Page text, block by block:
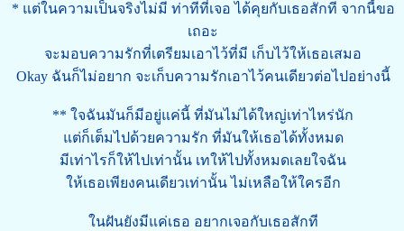
* แต่ในความเป็นจริงไม่มี ท่าทีที่เจอ ได้คุยกับเธอสักที จากนี้ขอ
เถอะ
จะมอบความรักที่เตรียมเอาไว้ที่มี เก็บไว้ให้เธอเสมอ
Okay ฉันก็ไม่อยาก จะเก็บความรักเอาไว้คนเดียวต่อไปอย่างนี้
** ใจฉันมันก็มีอยู่แค่นี้ ที่มันไม่ได้ใหญ่เท่าไหร่นัก
แต่ก็เต็มไปด้วยความรัก ที่มันให้เธอได้ทั้งหมด
มีเท่าไรก็ให้ไปเท่านั้น เทให้ไปทั้งหมดเลยใจฉัน
ให้เธอเพียงคนเดียวเท่านั้น ไม่เหลือให้ใครอีก
ในฝันยังมีแค่เธอ อยากเจอกับเธอสักที